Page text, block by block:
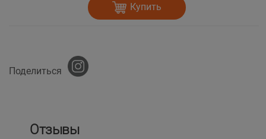
Купить
Поделиться
Отзывы